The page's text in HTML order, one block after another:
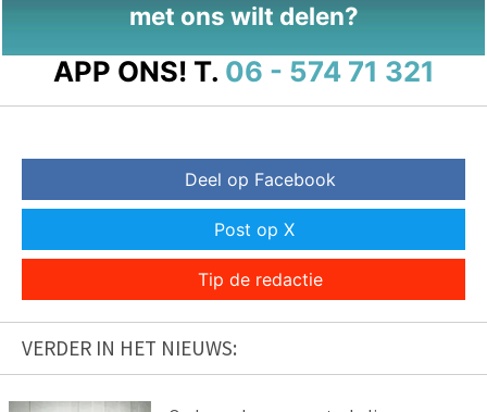
met ons wilt delen?
APP ONS! T. 06 - 574 71 321
Deel op Facebook
Post op X
Tip de redactie
VERDER IN HET NIEUWS: